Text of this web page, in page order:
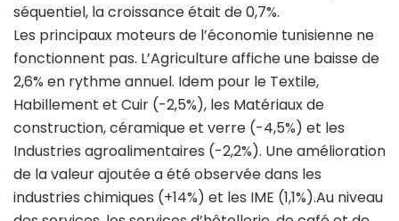
séquentiel, la croissance était de 0,7%.
Les principaux moteurs de l’économie tunisienne ne
fonctionnent pas. L’Agriculture affiche une baisse de
2,6% en rythme annuel. Idem pour le Textile,
Habillement et Cuir (-2,5%), les Matériaux de
construction, céramique et verre (-4,5%) et les
Industries agroalimentaires (-2,2%). Une amélioration
de la valeur ajoutée a été observée dans les
industries chimiques (+14%) et les IME (1,1%).Au niveau